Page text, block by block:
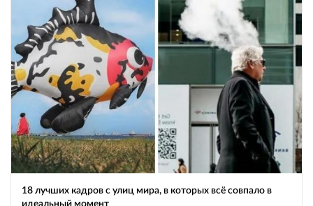
18 лучших кадров с улиц мира, в которых всё совпало в
идеальный момент